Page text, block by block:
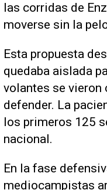
las corridas de
moverse sin la
Esta propuesta
quedaba aislada
volantes se vieron
defender. La
los primeros 125
nacional.
En la fase
mediocampistas